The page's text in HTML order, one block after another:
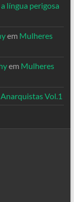
língua perigosa
em Mulheres
em Mulheres
Vol.1